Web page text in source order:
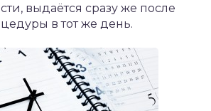
выдаётся сразу же после
в тот же день.